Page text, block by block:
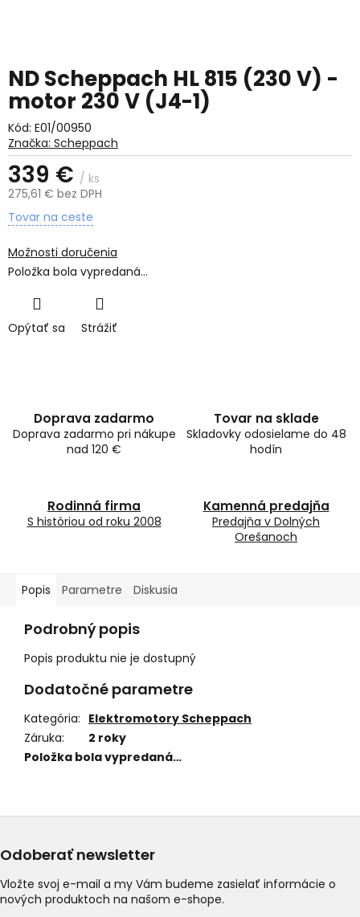
ND Scheppach HL 815 (230 V) -
motor 230 V (J4-1)
Kód: E01/00950
339 € / ks
275,61 € bez DPH
Jednotková
Tovar na ceste
Možnosti doručenia
Položka bola vypredaná…
Opýtať sa Strážiť
Značka: Scheppach
Doprava zadarmo
Doprava zadarmo pri nákupe
nad 120 €
Tovar na sklade
Skladovky odosielame do 48
hodín
Rodinná firma
S históriou od roku 2008
Kamenná predajňa
Predajňa v Dolných
Orešanoch
Popis Parametre Diskusia
Podrobný popis
Popis produktu nie je dostupný
Dodatočné parametre
Kategória: Elektromotory Scheppach
Záruka:
2 roky
Položka bola vypredaná…
Odoberať newsletter
Vložte svoj e-mail a my Vám budeme zasielať informácie o
nových produktoch na našom e-shope.